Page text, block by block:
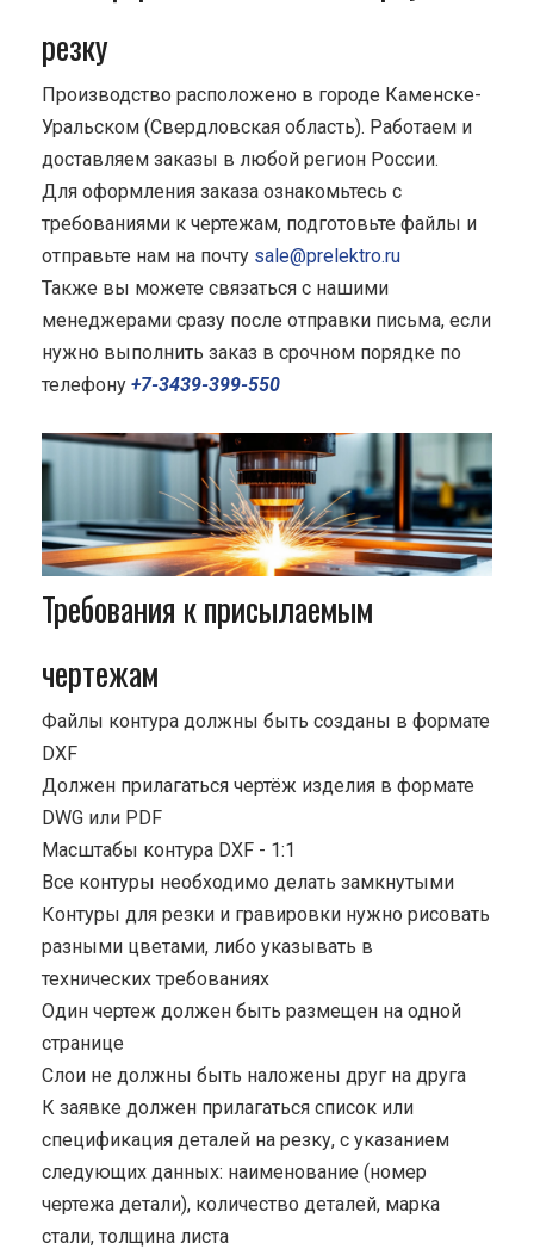
резку
Производство расположено в городе Каменске-
Уральском (Свердловская область). Работаем и
доставляем заказы в любой регион России.
Для оформления заказа ознакомьтесь с
требованиями к чертежам, подготовьте файлы и
отправьте нам на почту sale@prelektro.ru
Также вы можете связаться с нашими
менеджерами сразу после отправки письма, если
нужно выполнить заказ в срочном порядке по
телефону +7-3439-399-550
Требования к присылаемым
чертежам
Файлы контура должны быть созданы в формате
DXF
Должен прилагаться чертёж изделия в формате
DWG или PDF
Масштабы контура DXF - 1:1
Все контуры необходимо делать замкнутыми
Контуры для резки и гравировки нужно рисовать
разными цветами, либо указывать в
технических требованиях
Один чертеж должен быть размещен на одной
странице
Cлои не должны быть наложены друг на друга
К заявке должен прилагаться список или
спецификация деталей на резку, с указанием
следующих данных: наименование (номер
чертежа детали), количество деталей, марка
стали, толщина листа